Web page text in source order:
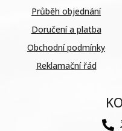
Průběh objednání
Doručení a platba
Obchodní podmínky
Reklamační řád